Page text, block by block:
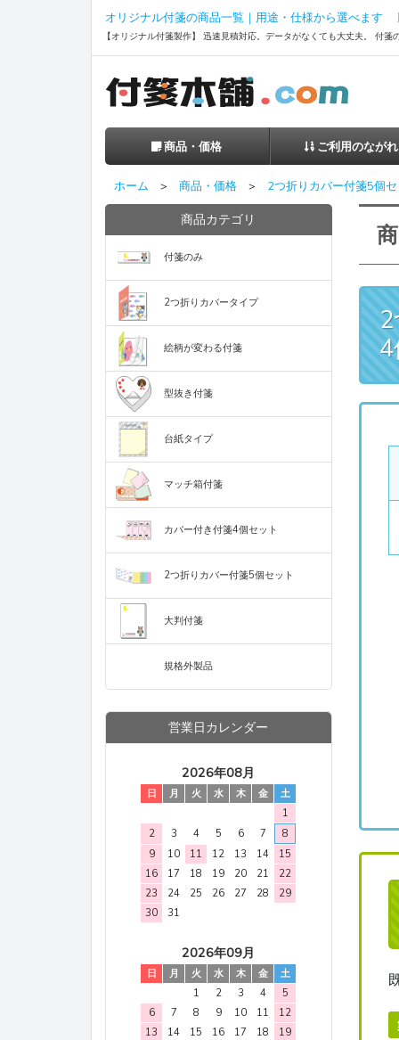
オリジナル付箋の商品一覧｜用途・仕様から選べます
【オリジナル付箋製作】 迅速見積対応。データがなくても大丈夫。 付
商品・価格
商品一覧
型抜き付箋
規格外製品
ご利用のながれ
ご注文方法
お支払について
配送・送料につい
ホーム > 商品・価格 > 2つ折りカバー付箋5個
商品カテゴリ
定型付箋（
定型付箋（
付箋のみ
定型付箋（
2つ折りカバータイプ
カバー付き絵
絵柄が変わる付箋
型抜き付箋
台紙タイプ
マッチ箱付箋
カバー付き付箋4個セット
印刷あり付箋
2つ折りカバー付箋5個セット
大判付箋
規格外製品
営業日カレンダー
2026年08月
日 月 火 水 木 金
土
1
2
3 4 5 6 7
8
9
10 11 12 13 14
15
16
17 18 19 20 21
22
23
24 25 26 27 28
29
30
31
2026年09月
日 月 火 水 木 金
土
1
2 3 4
5
6
7 8 9 10 11
12
13
14 15 16 17 18
19